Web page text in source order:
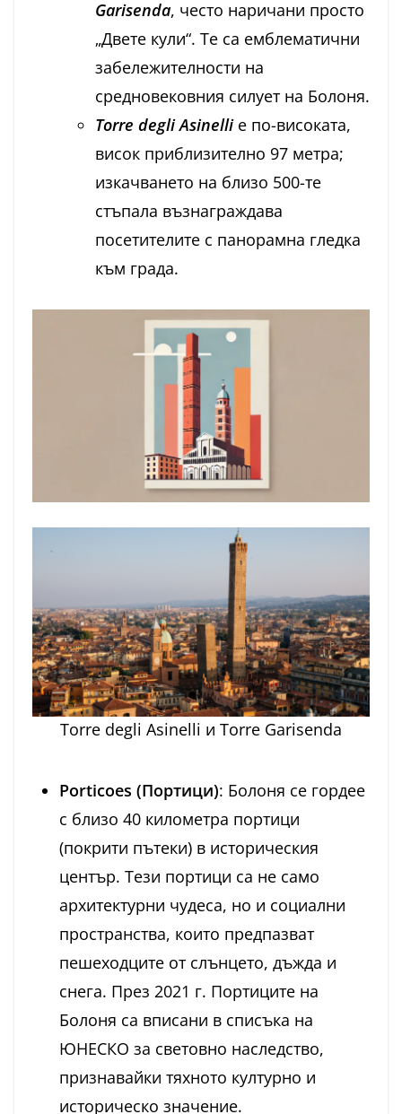
Garisenda, често наричани просто
„Двете кули“. Те са емблематични
забележителности на
средновековния силует на Болоня.
Torre degli Asinelliе по-високата,
висок приблизително 97 метра;
изкачването на близо 500-те
стъпала възнаграждава
посетителите с панорамна гледка
към града.
Torre degli Asinelli и Torre Garisenda
Porticoes (Портици): Болоня се гордее
с близо 40 километра портици
(покрити пътеки) в историческия
център. Тези портици са не само
архитектурни чудеса, но и социални
пространства, които предпазват
пешеходците от слънцето, дъжда и
снега. През 2021 г. Портиците на
Болоня са вписани в списъка на
ЮНЕСКО за световно наследство,
признавайки тяхното културно и
историческо значение.